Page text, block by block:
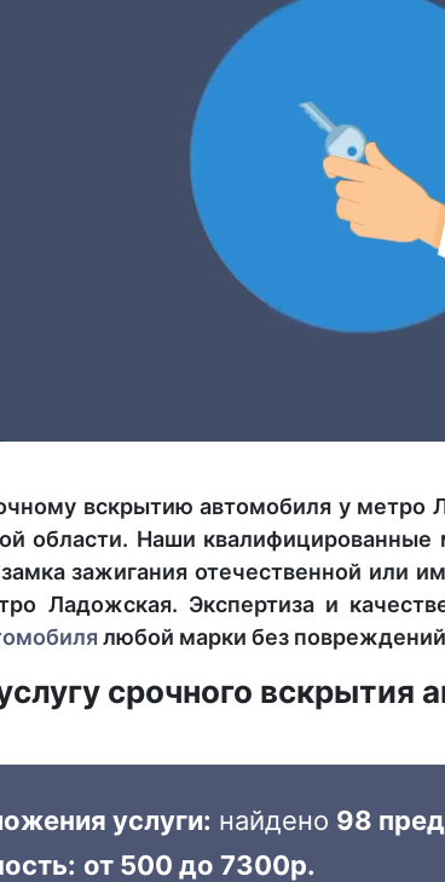
вскрытию автомобиля у
области. Наши
зажигания отечественной или
Ладожская. Экспертиза и
любой марки без
срочного вскрытия
услуги: найдено 98
от 500 до 7300р.